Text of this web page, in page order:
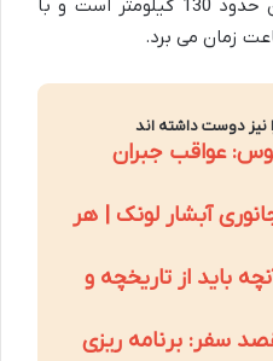
فاصله روستای فشکور تا تهران حدود 130 کیلومتر است و با
نیز دوست داشته اند
عواقب جبران
آبشار لونک | هر
باید از تاریخچه و
سفر: برنامه ریزی